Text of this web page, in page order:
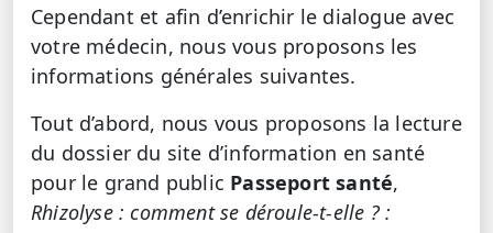
Cependant et afin d’enrichir le dialogue avec
votre médecin, nous vous proposons les
informations générales suivantes.
Tout d’abord, nous vous proposons la lecture
du dossier du site d’information en santé
pour le grand public Passeport santé,
Rhizolyse : comment se déroule-t-elle ? :